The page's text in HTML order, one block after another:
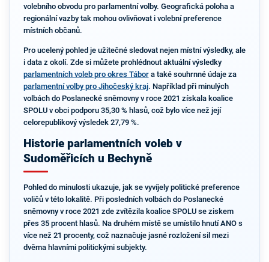
volebního obvodu pro parlamentní volby. Geografická poloha a
regionální vazby tak mohou ovlivňovat i volební preference
místních občanů.
Pro ucelený pohled je užitečné sledovat nejen místní výsledky, ale
i data z okolí. Zde si můžete prohlédnout aktuální výsledky
parlamentních voleb pro okres Tábora také souhrnné údaje za
parlamentní volby pro Jihočeský kraj. Například při minulých
volbách do Poslanecké sněmovny v roce 2021 získala koalice
SPOLU v obci podporu 35,30 % hlasů, což bylo více než její
celorepublikový výsledek 27,79 %.
Historie parlamentních voleb v
Sudoměřicích u Bechyně
Pohled do minulosti ukazuje, jak se vyvíjely politické preference
voličů v této lokalitě. Při posledních volbách do Poslanecké
sněmovny v roce 2021 zde zvítězila koalice SPOLU se ziskem
přes 35 procent hlasů. Na druhém místě se umístilo hnutí ANO s
více než 21 procenty, což naznačuje jasné rozložení sil mezi
dvěma hlavními politickými subjekty.